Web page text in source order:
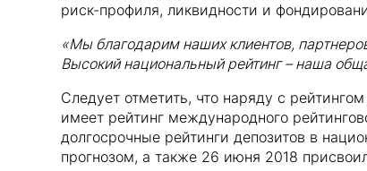
риск-профиля, ликвидности и
«Мы благодарим наших клиентов,
Высокий национальный рейтинг – наша
Следует отметить, что наряду с
имеет рейтинг международного
долгосрочные рейтинги депозитов в
прогнозом, а также 26 июня 2018